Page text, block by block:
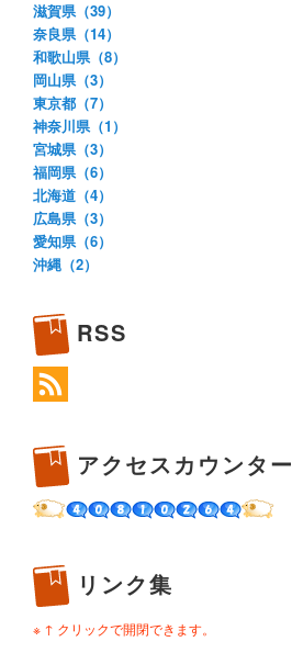
滋賀県（39）
奈良県（14）
和歌山県（8）
岡山県（3）
東京都（7）
神奈川県（1）
宮城県（3）
福岡県（6）
北海道（4）
広島県（3）
愛知県（6）
沖縄（2）
RSS
アクセスカウンター
リンク集
※ ↑ クリックで開閉できます。